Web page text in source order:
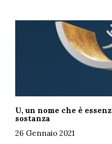
U, un nome che è
sostanza
26 Gennaio 2021